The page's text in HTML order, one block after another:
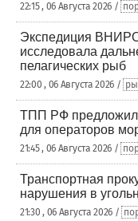
22:15 , 06 Августа 2026 /
Экспедиция
исследовала
пелагических рыб
22:00 , 06 Августа 2026 /
ТПП РФ
для операторов
21:45 , 06 Августа 2026 /
Транспортная
нарушения в
21:30 , 06 Августа 2026 /